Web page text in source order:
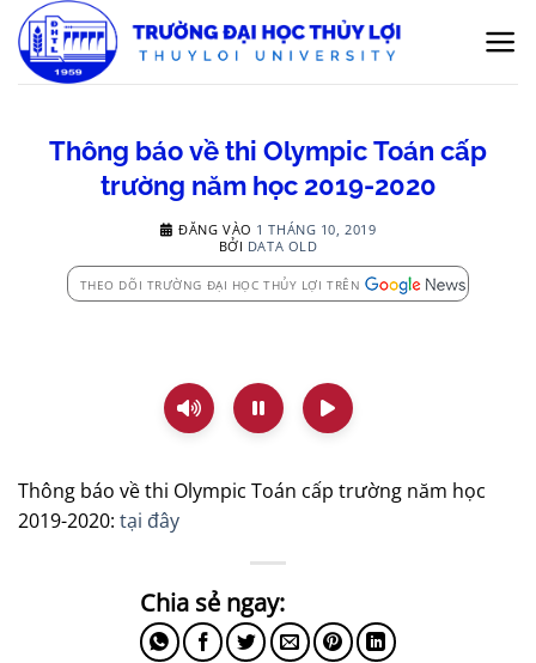
qua
nội
Thông báo về thi Olympic Toán cấp
trường năm học 2019-2020
ĐĂNG VÀO 1 THÁNG 10, 2019
BỞI DATA OLD
THEO DÕI TRƯỜNG ĐẠI HỌC THỦY LỢI TRÊN
Thông báo về thi Olympic Toán cấp trường năm học
2019-2020: tại đây